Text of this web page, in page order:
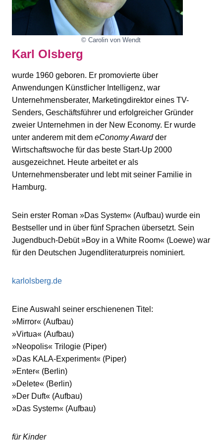
© Carolin von Wendt
Karl Olsberg
wurde 1960 geboren. Er promovierte über
Anwendungen Künstlicher Intelligenz, war
Unternehmensberater, Marketingdirektor eines TV-
Senders, Geschäftsführer und erfolgreicher Gründer
zweier Unternehmen in der New Economy. Er wurde
unter anderem mit dem eConomy Awardder
Wirtschaftswoche für das beste Start-Up 2000
ausgezeichnet. Heute arbeitet er als
Unternehmensberater und lebt mit seiner Familie in
Hamburg.
Sein erster Roman »Das System« (Aufbau) wurde ein
Bestseller und in über fünf Sprachen übersetzt. Sein
Jugendbuch-Debüt »Boy in a White Room« (Loewe) war
für den Deutschen Jugendliteraturpreis nominiert.
karlolsberg.de
Eine Auswahl seiner erschienenen Titel:
»Mirror« (Aufbau)
»Virtua« (Aufbau)
»Neopolis« Trilogie (Piper)
»Das KALA-Experiment« (Piper)
»Enter« (Berlin)
»Delete« (Berlin)
»Der Duft« (Aufbau)
»Das System« (Aufbau)
für Kinder